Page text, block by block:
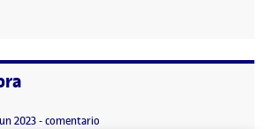
de publicación
202328 junio, 2023 9:47 pm
-comentario